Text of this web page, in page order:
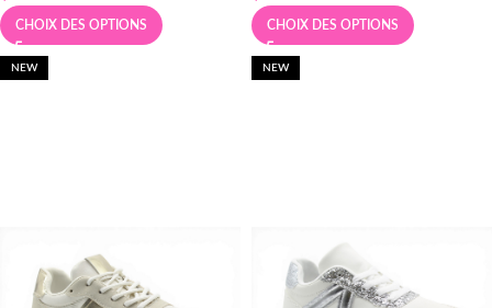
CHOIX DES OPTIONS CHOIX DES OPTIONS
NEW NEW